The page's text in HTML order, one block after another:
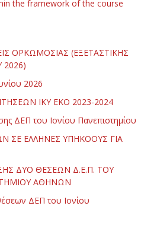
the framework of the course
ΟΡΚΩΜΟΣΙΑΣ (ΕΞΕΤΑΣΤΙΚΗΣ
2026
ΙΚΥ ΕΚΟ 2023-2024
ΔΕΠ του Ιονίου Πανεπιστημίου
ΣΕ ΕΛΛΗΝΕΣ ΥΠΗΚΟΟΥΣ ΓΙΑ
ΔΥΟ ΘΕΣΕΩΝ Δ.Ε.Π. ΤΟΥ
ΑΘΗΝΩΝ
ΔΕΠ του Ιονίου